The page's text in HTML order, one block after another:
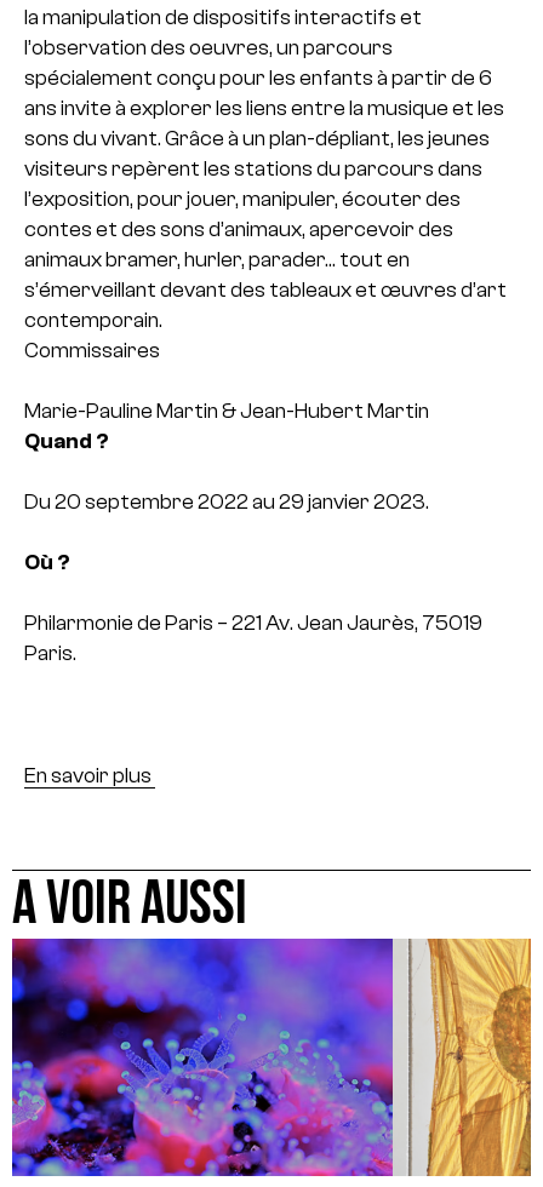
la manipulation de dispositifs interactifs et
l’observation des oeuvres, un parcours
spécialement conçu pour les enfants à partir de 6
ans invite à explorer les liens entre la musique et les
sons du vivant. Grâce à un plan-dépliant, les jeunes
visiteurs repèrent les stations du parcours dans
l’exposition, pour jouer, manipuler, écouter des
contes et des sons d’animaux, apercevoir des
animaux bramer, hurler, parader… tout en
s’émerveillant devant des tableaux et œuvres d’art
contemporain.
Commissaires
Marie-Pauline Martin & Jean-Hubert Martin
Quand ?
Du 20 septembre 2022 au 29 janvier 2023.
Où ?
Philarmonie de Paris – 221 Av. Jean Jaurès, 75019
Paris.
En savoir plus
A VOIR AUSSI